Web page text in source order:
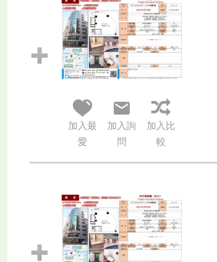
加入最
愛
加入詢
問
加入比
較